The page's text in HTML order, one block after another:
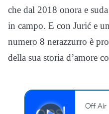
che dal 2018 onora e
in campo. E con Jurić e
numero 8 nerazzurro è
della sua storia d’amore